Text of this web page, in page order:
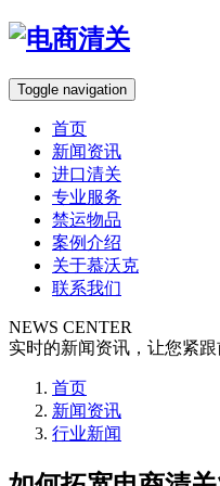
Toggle navigation
首页
新闻资讯
进口清关
专业服务
禁运物品
案例介绍
关于慕沃克
联系我们
NEWS CENTER
实时的新闻资讯，让您紧
首页
新闻资讯
行业新闻